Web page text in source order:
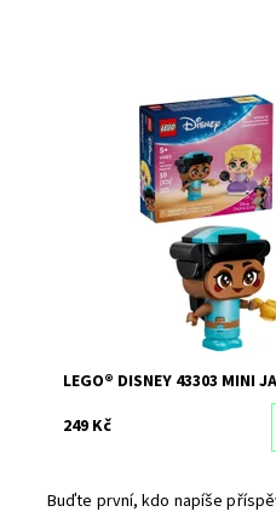
Potěšte děti od 5 let
Mini Jasmína a Locika
Locika s doplňky v podobě
inspirují děti k vymýšlení
princezen má pohyblivé ruce
Skladem>3
12806
LEGO
LEGO® DISNEY 43303 MINI
249 Kč
Buďte první, kdo napíše